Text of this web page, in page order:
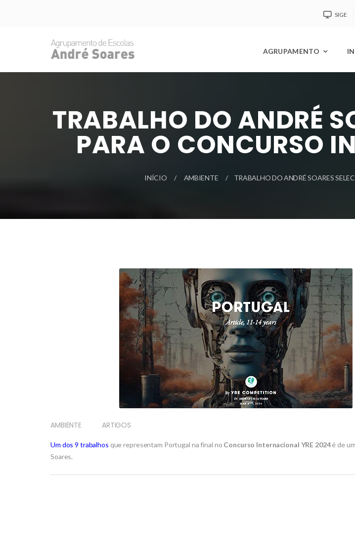
SIGE
AGRUPAMENTO
TRABALHO DO ANDRÉ
PARA O CONCURSO
INÍCIO AMBIENTE TRABALHO DO ANDRÉ SOARES
AMBIENTE ARTIGOS
Um dos 9 trabalhos que representam Portugal na final no Concurso Internacional YRE 2024é de
Soares.